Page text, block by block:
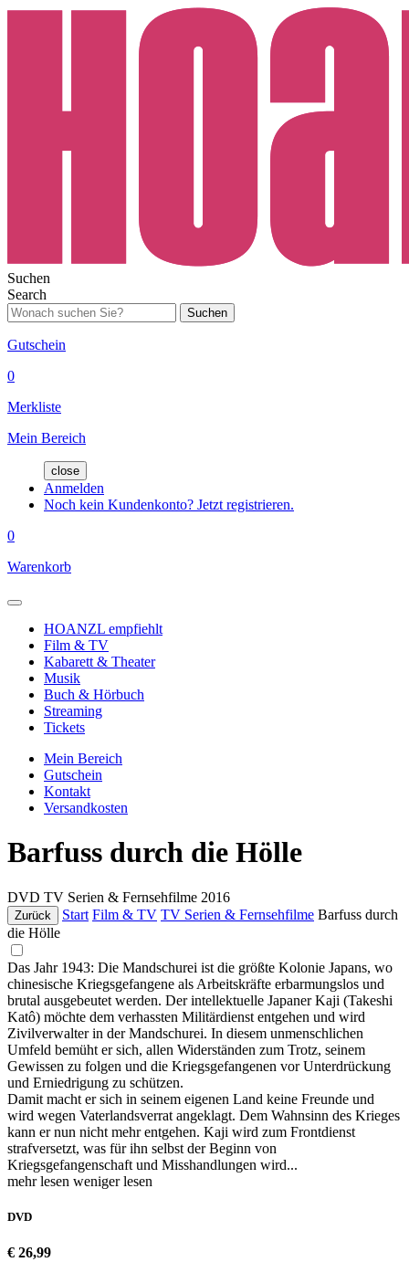
Suchen
Search
Suchen
Gutschein
0
Merkliste
Mein Bereich
close
Anmelden
Noch kein Kundenkonto? Jetzt registrieren.
0
Warenkorb
HOANZL empfiehlt
Film & TV
Kabarett & Theater
Musik
Buch & Hörbuch
Streaming
Tickets
Mein Bereich
Gutschein
Kontakt
Versandkosten
Barfuss durch die Hölle
DVD TV Serien & Fernsehfilme 2016
Zurück Start Film & TV TV Serien & Fernsehfilme Barfuss durch
die Hölle
Das Jahr 1943: Die Mandschurei ist die größte Kolonie Japans, wo
chinesische Kriegsgefangene als Arbeitskräfte erbarmungslos und
brutal ausgebeutet werden. Der intellektuelle Japaner Kaji (Takeshi
Katô) möchte dem verhassten Militärdienst entgehen und wird
Zivilverwalter in der Mandschurei. In diesem unmenschlichen
Umfeld bemüht er sich, allen Widerständen zum Trotz, seinem
Gewissen zu folgen und die Kriegsgefangenen vor Unterdrückung
und Erniedrigung zu schützen.
Damit macht er sich in seinem eigenen Land keine Freunde und
wird wegen Vaterlandsverrat angeklagt. Dem Wahnsinn des Krieges
kann er nun nicht mehr entgehen. Kaji wird zum Frontdienst
strafversetzt, was für ihn selbst der Beginn von
Kriegsgefangenschaft und Misshandlungen wird...
mehr lesen weniger lesen
DVD
€ 26,99